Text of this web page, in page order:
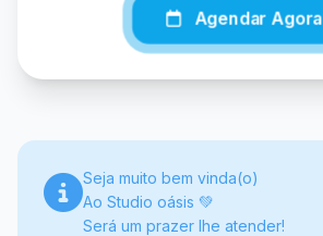
Agendar Agora
Seja muito bem vinda(o)
Ao Studio oásis 💚
Será um prazer lhe atender!